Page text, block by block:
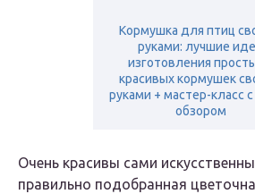
Кормушка для птиц
руками: лучшие
изготовления
красивых кормушек
руками + мастер-класс
обзором
Очень красивы сами
правильно подобранная